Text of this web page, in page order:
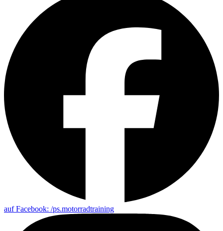
auf Facebook: /ps.motorradtraining